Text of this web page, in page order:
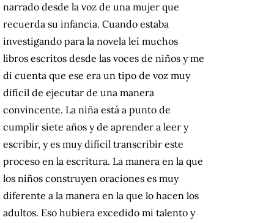
narrado desde la voz de una mujer que
recuerda su infancia. Cuando estaba
investigando para la novela leí muchos
libros escritos desde las voces de niños y me
di cuenta que ese era un tipo de voz muy
difícil de ejecutar de una manera
convincente. La niña está a punto de
cumplir siete años y de aprender a leer y
escribir, y es muy difícil transcribir este
proceso en la escritura. La manera en la que
los niños construyen oraciones es muy
diferente a la manera en la que lo hacen los
adultos. Eso hubiera excedido mi talento y